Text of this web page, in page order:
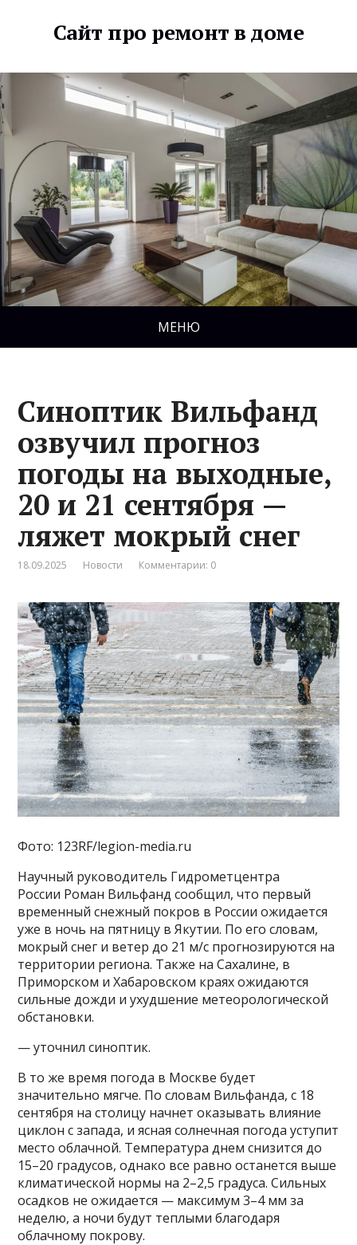
Сайт про ремонт в доме
МЕНЮ
Синоптик Вильфанд
озвучил прогноз
погоды на выходные,
20 и 21 сентября —
ляжет мокрый снег
18.09.2025 Новости Комментарии: 0
Фото: 123RF/legion-media.ru
Научный руководитель Гидрометцентра
России Роман Вильфанд сообщил, что первый
временный снежный покров в России ожидается
уже в ночь на пятницу в Якутии. По его словам,
мокрый снег и ветер до 21 м/с прогнозируются на
территории региона. Также на Сахалине, в
Приморском и Хабаровском краях ожидаются
сильные дожди и ухудшение метеорологической
обстановки.
— уточнил синоптик.
В то же время погода в Москве будет
значительно мягче. По словам Вильфанда, с 18
сентября на столицу начнет оказывать влияние
циклон с запада, и ясная солнечная погода уступит
место облачной. Температура днем снизится до
15–20 градусов, однако все равно останется выше
климатической нормы на 2–2,5 градуса. Сильных
осадков не ожидается — максимум 3–4 мм за
неделю, а ночи будут теплыми благодаря
облачному покрову.